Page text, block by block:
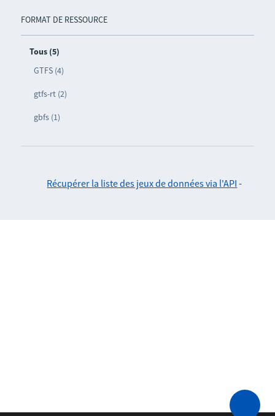
FORMAT DE RESSOURCE
Tous (5)
GTFS (4)
gtfs-rt (2)
gbfs (1)
Récupérer la liste des jeux de données via l'API -